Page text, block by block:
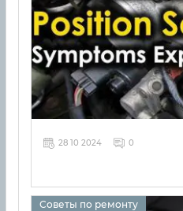
28 10 2024 0
Советы по ремонту